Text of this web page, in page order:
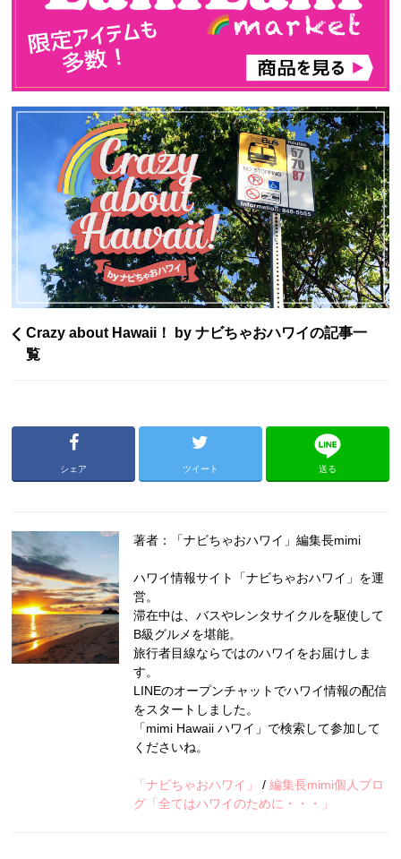
Crazy about Hawaii！ by ナビちゃおハワイの記事一
覧
シェア ツイート 送る
著者：「ナビちゃおハワイ」編集長mimi
ハワイ情報サイト「ナビちゃおハワイ」を運
営。
滞在中は、バスやレンタサイクルを駆使して
B級グルメを堪能。
旅行者目線ならではのハワイをお届けしま
す。
LINEのオープンチャットでハワイ情報の配信
をスタートしました。
「mimi Hawaii ハワイ」で検索して参加して
くださいね。
「ナビちゃおハワイ」 /編集長mimi個人ブロ
グ「全てはハワイのために・・・」